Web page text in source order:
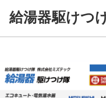
給湯器駆けつ